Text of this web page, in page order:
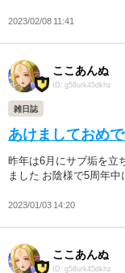
2023/02/08 11:41
ここあんぬ
ID: g58urk45dkhz
雑日誌
あけましておめ
昨年は6月にサブ垢を立
ました お陰様で5周年
2023/01/03 14:20
ここあんぬ
ID: g58urk45dkhz